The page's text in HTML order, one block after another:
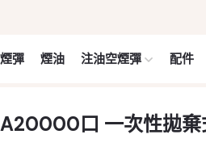
彈 煙油 注油空煙彈 配件
口 一次性拋棄